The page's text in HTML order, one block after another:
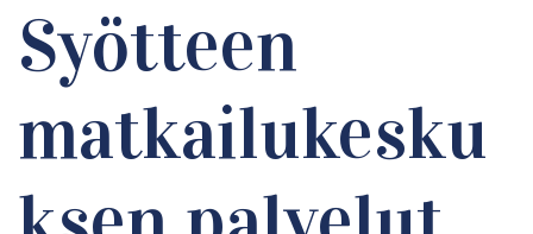
Syötteen
matkailukesku